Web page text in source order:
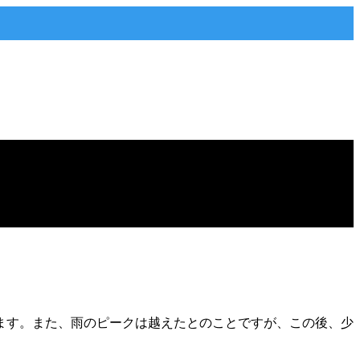
。また、雨のピークは越えたとのことですが、この後、少